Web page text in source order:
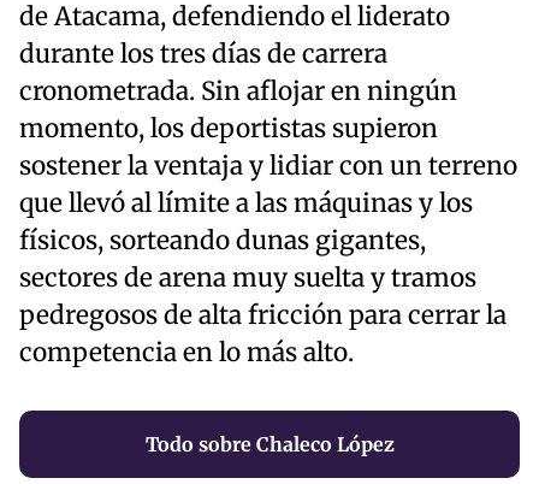
de Atacama, defendiendo el liderato
durante los tres días de carrera
cronometrada. Sin aflojar en ningún
momento, los deportistas supieron
sostener la ventaja y lidiar con un terreno
que llevó al límite a las máquinas y los
físicos, sorteando dunas gigantes,
sectores de arena muy suelta y tramos
pedregosos de alta fricción para cerrar la
competencia en lo más alto.
Todo sobre Chaleco López